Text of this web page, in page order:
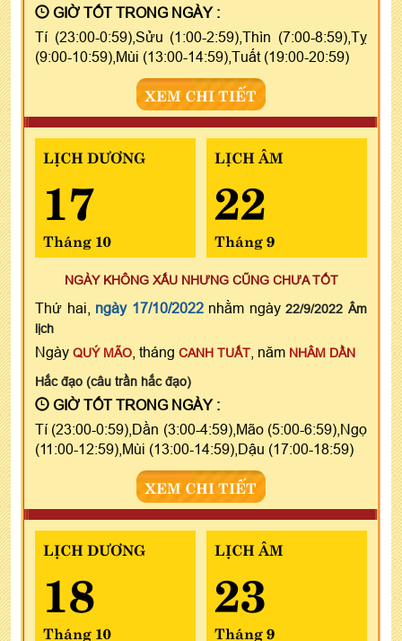
GIỜ TỐT TRONG NGÀY :
Tí (23:00-0:59),Sửu (1:00-2:59),Thìn (7:00-8:59),Tỵ
(9:00-10:59),Mùi (13:00-14:59),Tuất (19:00-20:59)
XEM CHI TIẾT
LỊCH DƯƠNG
17
Tháng 10
LỊCH ÂM
22
Tháng 9
NGÀY KHÔNG XẤU NHƯNG CŨNG CHƯA TỐT
Thứ hai, ngày 17/10/2022nhằm ngày22/9/2022 Âm
lịch
Ngày QUÝ MÃO , tháng CANH TUẤT , năm NHÂM DẦN
Hắc đạo (câu trần hắc đạo)
GIỜ TỐT TRONG NGÀY :
Tí (23:00-0:59),Dần (3:00-4:59),Mão (5:00-6:59),Ngọ
(11:00-12:59),Mùi (13:00-14:59),Dậu (17:00-18:59)
XEM CHI TIẾT
LỊCH DƯƠNG
18
Tháng 10
LỊCH ÂM
23
Tháng 9